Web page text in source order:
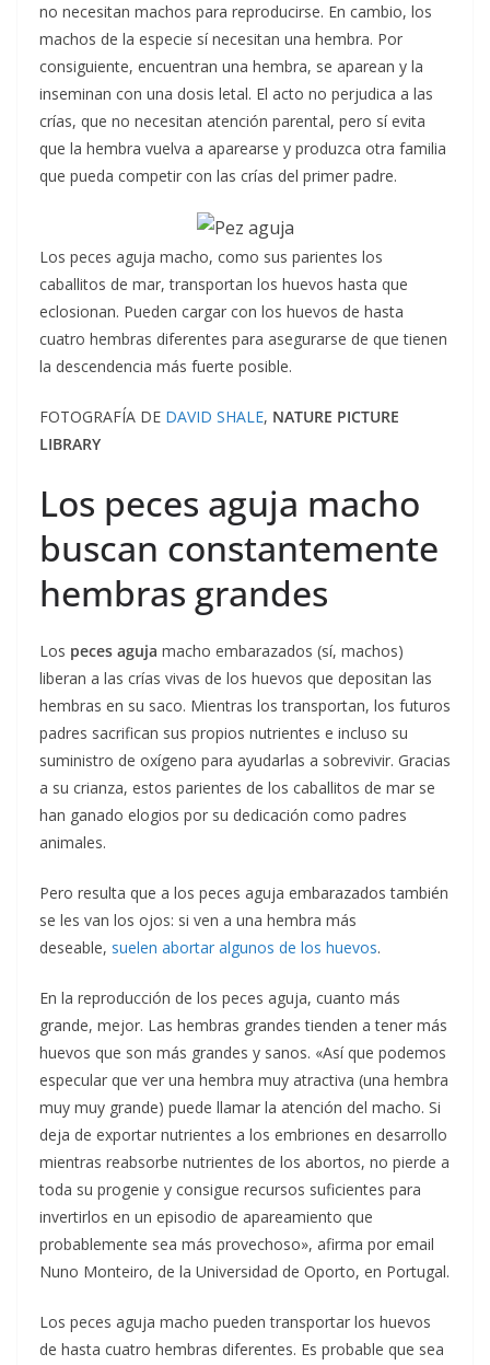
no necesitan machos para reproducirse. En cambio, los
machos de la especie sí necesitan una hembra. Por
consiguiente, encuentran una hembra, se aparean y la
inseminan con una dosis letal. El acto no perjudica a las
crías, que no necesitan atención parental, pero sí evita
que la hembra vuelva a aparearse y produzca otra familia
que pueda competir con las crías del primer padre.
Los peces aguja macho, como sus parientes los
caballitos de mar, transportan los huevos hasta que
eclosionan. Pueden cargar con los huevos de hasta
cuatro hembras diferentes para asegurarse de que tienen
la descendencia más fuerte posible.
FOTOGRAFÍA DE DAVID SHALE, NATURE PICTURE
LIBRARY
Los peces aguja macho
buscan constantemente
hembras grandes
Los peces aguja macho embarazados (sí, machos)
liberan a las crías vivas de los huevos que depositan las
hembras en su saco. Mientras los transportan, los futuros
padres sacrifican sus propios nutrientes e incluso su
suministro de oxígeno para ayudarlas a sobrevivir. Gracias
a su crianza, estos parientes de los caballitos de mar se
han ganado elogios por su dedicación como padres
animales.
Pero resulta que a los peces aguja embarazados también
se les van los ojos: si ven a una hembra más
deseable, suelen abortar algunos de los huevos.
En la reproducción de los peces aguja, cuanto más
grande, mejor. Las hembras grandes tienden a tener más
huevos que son más grandes y sanos. «Así que podemos
especular que ver una hembra muy atractiva (una hembra
muy muy grande) puede llamar la atención del macho. Si
deja de exportar nutrientes a los embriones en desarrollo
mientras reabsorbe nutrientes de los abortos, no pierde a
toda su progenie y consigue recursos suficientes para
invertirlos en un episodio de apareamiento que
probablemente sea más provechoso», afirma por email
Nuno Monteiro, de la Universidad de Oporto, en Portugal.
Los peces aguja macho pueden transportar los huevos
de hasta cuatro hembras diferentes. Es probable que sea